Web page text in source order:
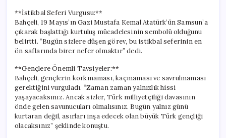
**İstikbal Seferi Vurgusu:**
Bahçeli, 19 Mayıs’ın Gazi Mustafa Kemal Atatürk’ün Samsun’a
çıkarak başlattığı kurtuluş mücadelesinin sembolü olduğunu
belirtti. “Bugün sizlere düşen görev, bu istikbal seferinin en
ön saflarında birer nefer olmaktır” dedi.
**Gençlere Önemli Tavsiyeler:**
Bahçeli, gençlerin korkmaması, kaçmaması ve savrulmaması
gerektiğini vurguladı. “Zaman zaman yalnızlık hissi
yaşayacaksınız. Ancak sizler, Türk milliyetçiliği davasının
önde gelen savunucuları olmalısınız. Bugün yalnız günü
kurtaran değil, asırları inşa edecek olan büyük Türk gençliği
olacaksınız” şeklinde konuştu.